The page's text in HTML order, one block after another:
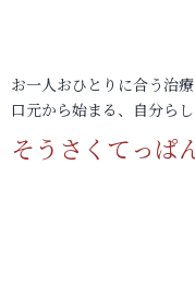
お一人おひとりに合う治
口元から始まる、自分ら
そうさくてっぱ